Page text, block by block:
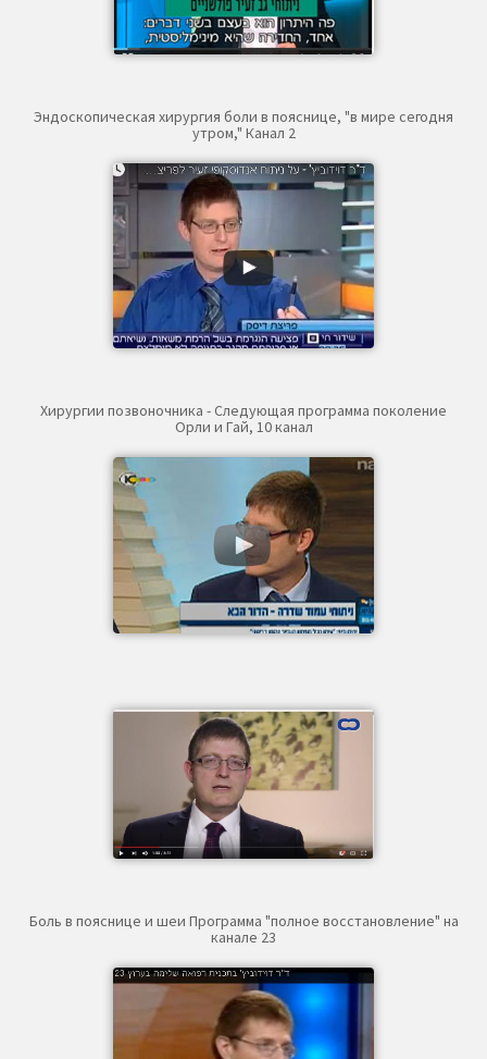
Эндоскопическая хирургия боли в пояснице, "в мире сегодня
утром," Канал 2
Хирургии позвоночника - Следующая программа поколение
Орли и Гай, 10 канал
Боль в пояснице и шеи Программа "полное восстановление" на
канале 23